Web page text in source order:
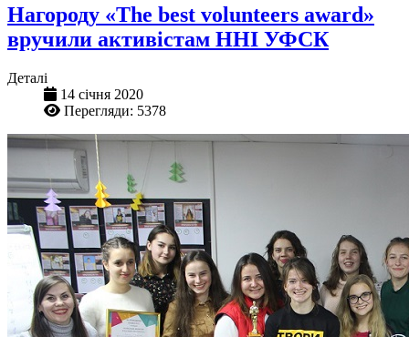
Нагороду «The best volunteers award»
вручили активістам ННІ УФСК
Деталі
14 січня 2020
Перегляди: 5378